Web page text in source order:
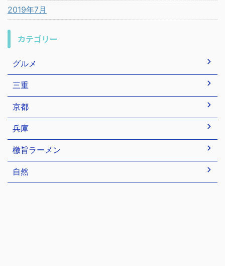
2019年7月
カテゴリー
グルメ
三重
京都
兵庫
檄旨ラーメン
自然